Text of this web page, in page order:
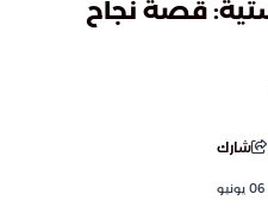
قصة نجاح
شارك